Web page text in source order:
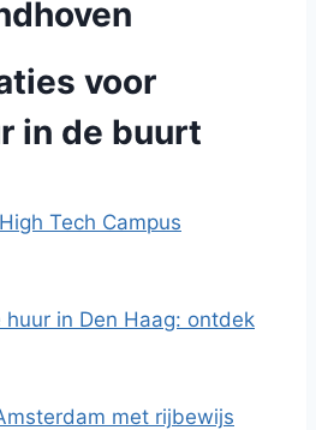
voor
in de buurt
Tech Campus
in Den Haag: ontdek
met rijbewijs